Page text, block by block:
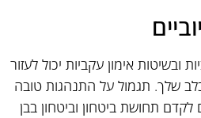
ובשיטות אימון עקביות יכול לעזור
שלך. תגמול על התנהגות טובה
לקדם תחושת ביטחון וביטחון בבן